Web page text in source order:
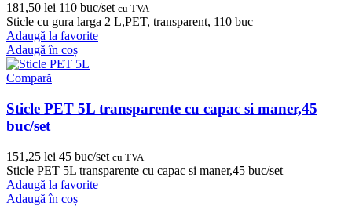
181,50 lei 110 buc/set cu TVA
Sticle cu gura larga 2 L,PET, transparent, 110 buc
Adaugă la favorite
Adaugă în coș
Compară
Sticle PET 5L transparente cu capac si maner,45
buc/set
151,25 lei 45 buc/set cu TVA
Sticle PET 5L transparente cu capac si maner,45 buc/set
Adaugă la favorite
Adaugă în coș